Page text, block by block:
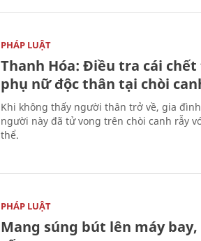
PHÁP LUẬT
Thanh Hóa: Điều tra cái
phụ nữ độc thân tại chòi
Khi không thấy người thân trở về, gia
người này đã tử vong trên chòi canh rẫy
thể.
PHÁP LUẬT
Mang súng bút lên máy